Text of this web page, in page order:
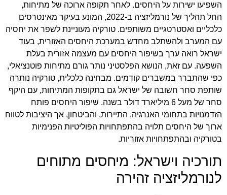
השפיעו ישירות על היחסים. לאחר תקופה ארוכה של מתיחות,
החל תהליך של נורמליזציה ב-2022, המונע בעיקר מאינטרסים
כלכליים ואסטרטגיים משותפים. טורקיה מעוניינת לשפר את יחסיה
עם המערב ולהשתלב מחדש במערכת היחסים האזורית, בעוד
ישראל רואה ערך בשיפור היחסים עם מעצמה אזורית בעלת
השפעה. עם זאת, הנושא הפלסטיני נותר גורם מתיחות פוטנציאלי,
כפי שהתברר במשברים קודמים. מבחינה כלכלית, טורקיה נותרה
שותפת סחר חשובה של ישראל גם בתקופות המתיחות, עם היקף
סחר של מעל 6 מיליארד דולר בשנה. שיפור היחסים פותח
הזדמנויות בתחומי האנרגיה, התיירות, והביטחון, אך היציבות לטווח
ארוך של היחסים תלויה בהתפתחויות הפוליטיות הפנימיות
בטורקיה ובהתפתחויות אזוריות.
תורכיה וישראל: מיחסים מתוחים
לנורמליזציה זהירה